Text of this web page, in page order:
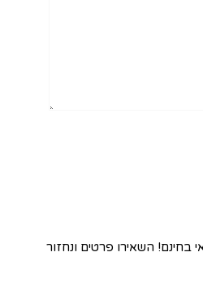
בחינם! השאירו פרטים ונחזור